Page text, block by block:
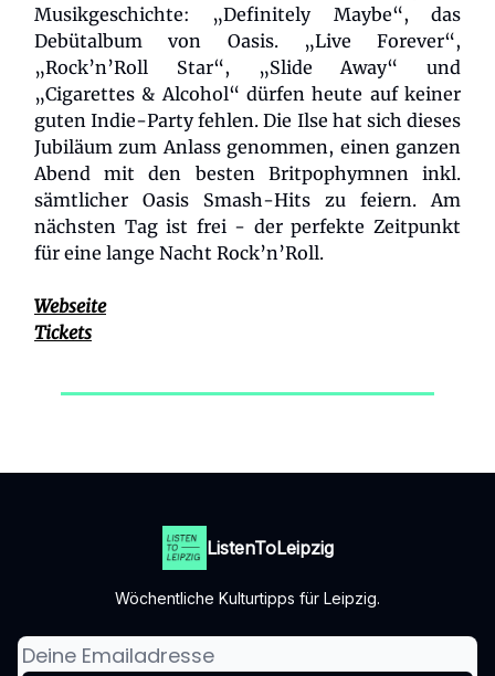
Musikgeschichte: „Definitely Maybe“, das
Debütalbum von Oasis. „Live Forever“,
„Rock’n’Roll Star“, „Slide Away“ und
„Cigarettes & Alcohol“ dürfen heute auf keiner
guten Indie-Party fehlen. Die Ilse hat sich dieses
Jubiläum zum Anlass genommen, einen ganzen
Abend mit den besten Britpophymnen inkl.
sämtlicher Oasis Smash-Hits zu feiern. Am
nächsten Tag ist frei - der perfekte Zeitpunkt
für eine lange Nacht Rock’n’Roll.
Webseite
Tickets
ListenToLeipzig
Wöchentliche Kulturtipps für Leipzig.